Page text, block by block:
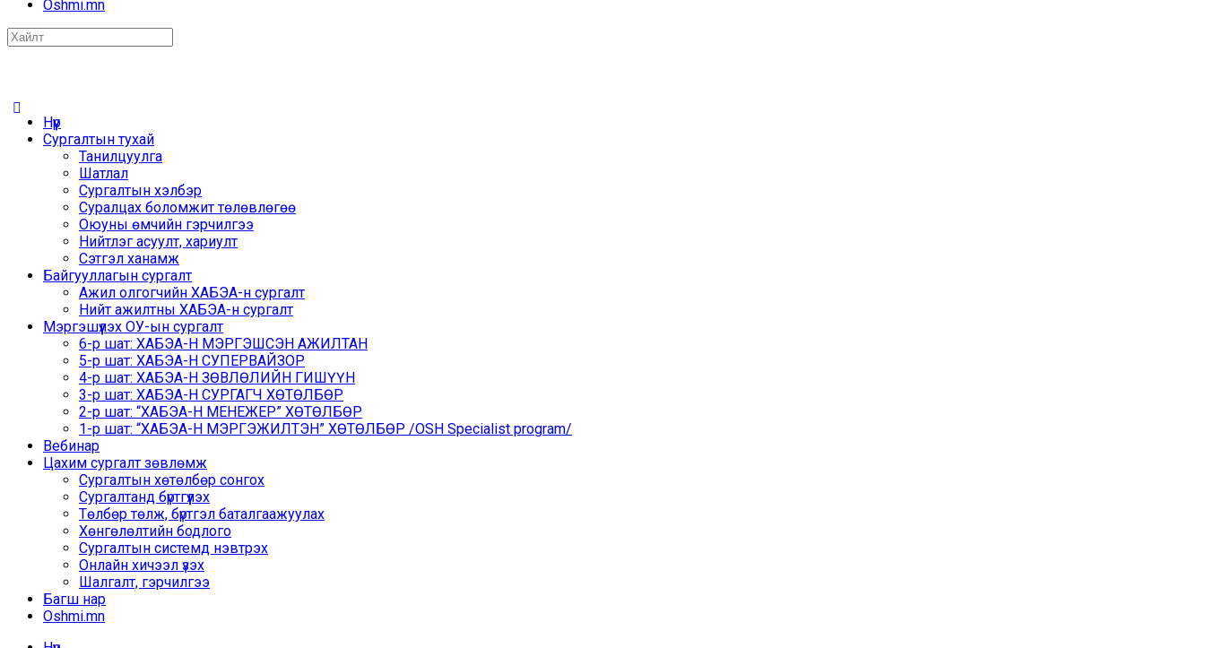
Oshmi.mn
Search
Нүүр
Сургалтын тухай
Танилцуулга
Шатлал
Сургалтын хэлбэр
Суралцах боломжит төлөвлөгөө
Оюуны өмчийн гэрчилгээ
Нийтлэг асуулт, хариулт
Сэтгэл ханамж
Байгууллагын сургалт
Ажил олгогчийн ХАБЭА-н сургалт
Нийт ажилтны ХАБЭА-н сургалт
Мэргэшүүлэх ОУ-ын сургалт
6-р шат: ХАБЭА-Н МЭРГЭШСЭН АЖИЛТАН
5-р шат: ХАБЭА-Н СУПЕРВАЙЗОР
4-р шат: ХАБЭА-Н ЗӨВЛӨЛИЙН ГИШҮҮН
3-р шат: ХАБЭА-Н СУРГАГЧ ХӨТӨЛБӨР
2-р шат: “ХАБЭА-Н МЕНЕЖЕР” ХӨТӨЛБӨР
1-р шат: “ХАБЭА-Н МЭРГЭЖИЛТЭН” ХӨТӨЛБӨР /OSH Specialist program/
Вебинар
Цахим сургалт зөвлөмж
Сургалтын хөтөлбөр сонгох
Сургалтанд бүртгүүлэх
Төлбөр төлж, бүртгэл баталгаажуулах
Хөнгөлөлтийн бодлого
Сургалтын системд нэвтрэх
Онлайн хичээл үзэх
Шалгалт, гэрчилгээ
Багш нар
Oshmi.mn